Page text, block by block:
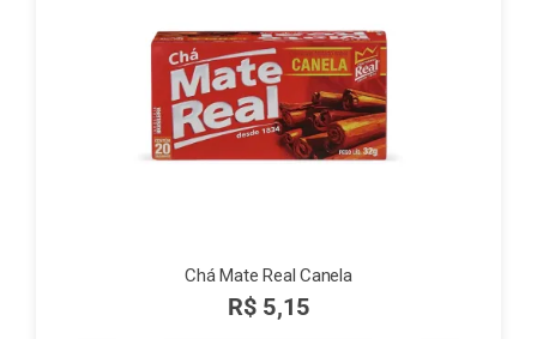
Chá Mate Real Canela
R$ 5,15